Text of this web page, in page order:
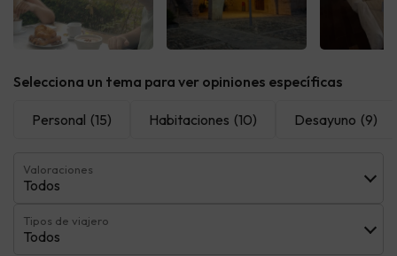
Selecciona un tema para ver opiniones específicas
Personal (15) Habitaciones (10) Desayuno (9)
Valoraciones
Todos
Tipos de viajero
Todos